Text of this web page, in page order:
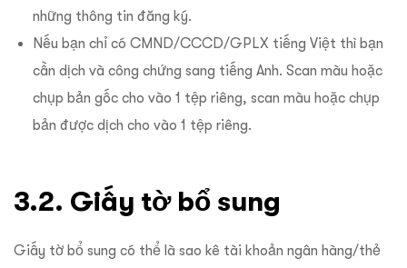
những thông tin đăng ký.
Nếu bạn chỉ có CMND/CCCD/GPLX tiếng Việt thì bạn
cần dịch và công chứng sang tiếng Anh. Scan màu hoặc
chụp bản gốc cho vào 1 tệp riêng, scan màu hoặc chụp
bản được dịch cho vào 1 tệp riêng.
3.2. Giấy tờ bổ sung
Giấy tờ bổ sung có thể là sao kê tài khoản ngân hàng/thẻ